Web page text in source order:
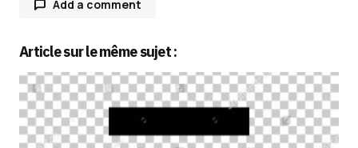
Add a comment
Votre adresse e-mail ne sera pas publiée.Les
champs obligatoires sont indiqués avec*
Comment*
Article sur le même sujet :